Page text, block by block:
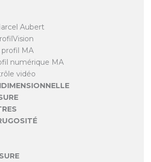
Aubert
MA
numérique MA
vidéo